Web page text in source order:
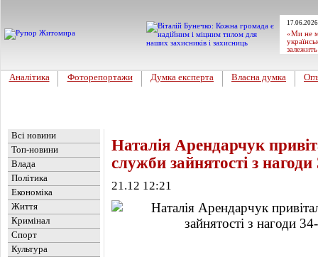
«Ми не
Аналітика Фоторепортажи Думка експерта Власна думка
Всі новини
Топ-новини
Влада
Політика
Економіка
Життя
Кримінал
Спорт
Культура
Наталія Арендарчук
служби зайнятості з
21.12 12:21